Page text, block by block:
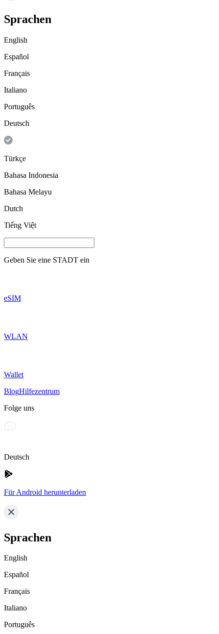
Sprachen
English
Español
Français
Italiano
Português
Deutsch
Türkçe
Bahasa Indonesia
Bahasa Melayu
Dutch
Tiếng Việt
Geben Sie eine STADT ein
eSIM
WLAN
Wallet
BlogHilfezentrum
Folge uns
Deutsch
Für Android herunterladen
Sprachen
English
Español
Français
Italiano
Português